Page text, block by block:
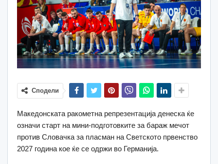
Сподели
Македонската ракометна репрезентација денеска ќе
означи старт на мини-подготовките за бараж мечот
против Словачка за пласман на Светското првенство
2027 година кое ќе се одржи во Германија.